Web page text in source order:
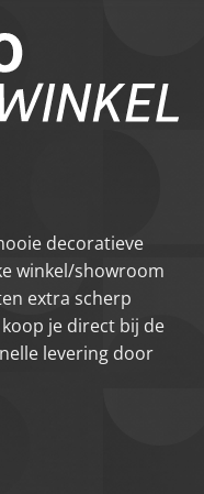
decoratieve
winkel/showroom
extra scherp
je direct bij de
levering door